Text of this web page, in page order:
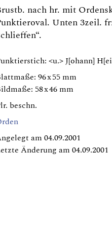
nach hr. mit
Unten 3zeil.
<u.> J[ohann]
96 x 55 mm
58 x 46 mm
beschn.
am 04.09.2001
Änderung am 04.09.2001